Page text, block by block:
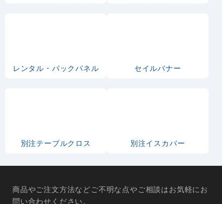
レンタル・バックパネル セイルバナー
別注テーブルクロス 別注イスカバー
商品やご注文方法などご不明な点やご相談はお気軽にお
問い合わせください。